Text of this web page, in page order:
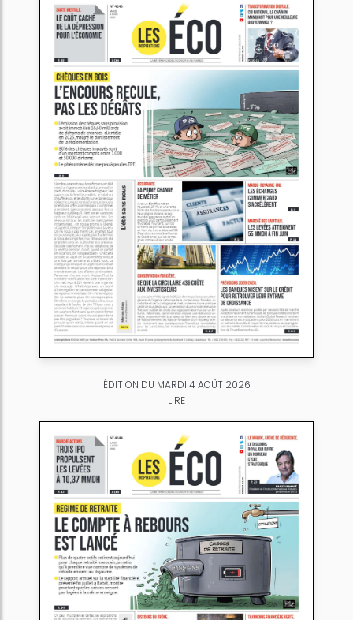
ÉDITION DU MARDI 4 AOÛT 2026
LIRE